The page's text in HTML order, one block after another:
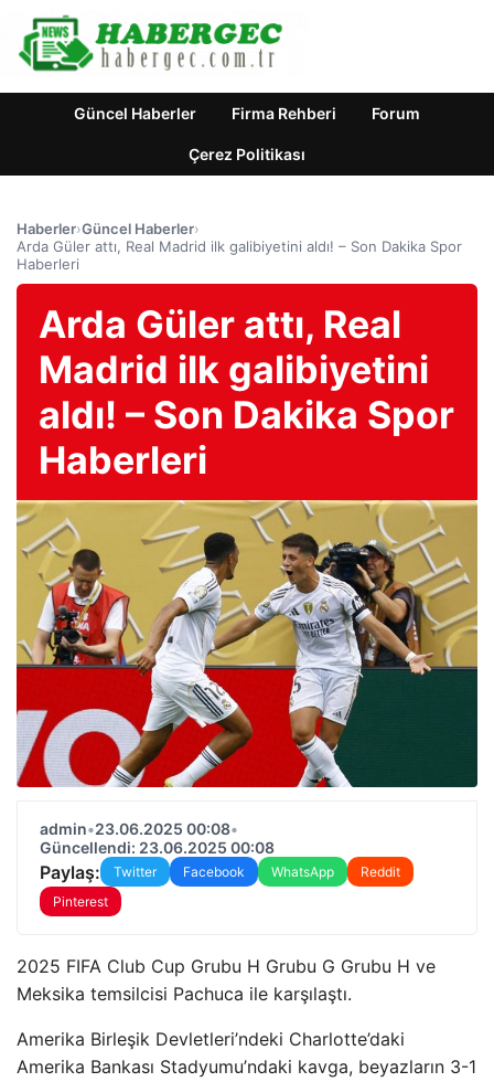
Güncel Haberler Firma Rehberi Forum
Çerez Politikası
Haberler›Güncel Haberler›
Arda Güler attı, Real Madrid ilk galibiyetini aldı! – Son Dakika Spor
Haberleri
Arda Güler attı, Real
Madrid ilk galibiyetini
aldı! – Son Dakika Spor
Haberleri
admin•23.06.2025 00:08•
Güncellendi: 23.06.2025 00:08
Paylaş: Twitter Facebook WhatsApp
Reddit
Pinterest
2025 FIFA Club Cup Grubu H Grubu G Grubu H ve
Meksika temsilcisi Pachuca ile karşılaştı.
Amerika Birleşik Devletleri’ndeki Charlotte’daki
Amerika Bankası Stadyumu’ndaki kavga, beyazların 3-1